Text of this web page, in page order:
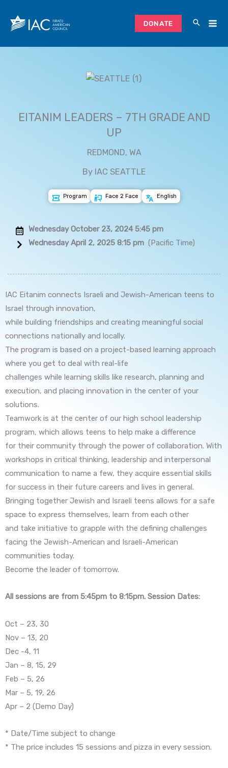
content
DONATE
EITANIM LEADERS – 7TH GRADE AND
UP
REDMOND, WA
By IAC SEATTLE
Program Face 2 Face English
Wednesday October 23, 2024 5:45 pm
Wednesday April 2, 2025 8:15 pm (Pacific Time)
IAC Eitanim connects Israeli and Jewish-American teens to
Israel through innovation,
while building friendships and creating meaningful social
connections nationally and locally.
The program is based on a project-based learning approach
where you get to deal with real-life
challenges while learning skills like research, planning and
execution, and placing innovation in the center of your
solutions.
Teamwork is at the center of our high school leadership
program, which allows teens to help make a difference
for their community through the power of collaboration. With
workshops in critical thinking, leadership and interpersonal
communication to name a few, they acquire essential skills
for success in their future careers and lives in general.
Bringing together Jewish and Israeli teens allows for a safe
space to express themselves, learn from each other
and take initiative to grapple with the defining challenges
facing the Jewish-American and Israeli-American
communities today.
Become the leader of tomorrow.
All sessions are from 5:45pm to 8:15pm. Session Dates:
Oct – 23, 30
Nov – 13, 20
Dec -4, 11
Jan – 8, 15, 29
Feb – 5, 26
Mar – 5, 19, 26
Apr – 2 (Demo Day)
* Date/Time subject to change
* The price includes 15 sessions and pizza in every session.